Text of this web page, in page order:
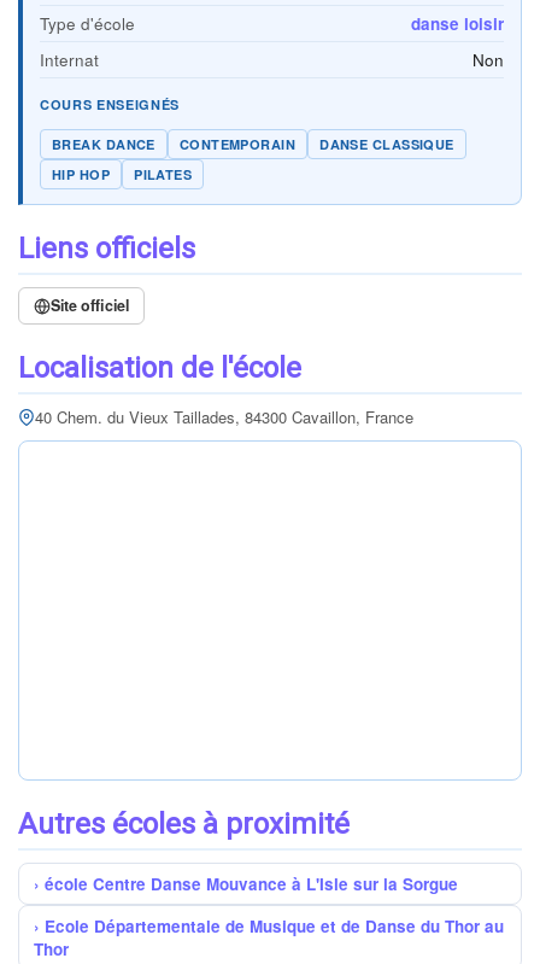
Type d'école
danse loisir
Internat
Non
COURS ENSEIGNÉS
BREAK DANCE CONTEMPORAIN
DANSE CLASSIQUE
HIP HOP
PILATES
Liens officiels
Site officiel
Localisation de l'école
40 Chem. du Vieux Taillades, 84300 Cavaillon, France
Autres écoles à proximité
école Centre Danse Mouvance à L'Isle sur la Sorgue
Ecole Départementale de Musique et de Danse du Thor au
Thor